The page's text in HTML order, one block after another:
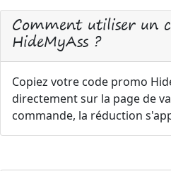
Comment utiliser un
HideMyAss ?
Copiez votre code promo
directement sur la page de
commande, la réduction